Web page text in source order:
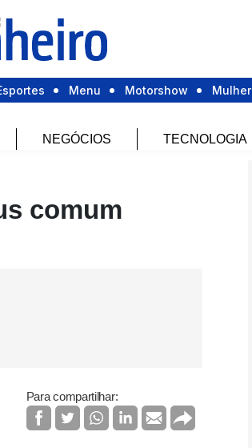
Menu Motorshow Mulher
NEGÓCIOS TECNOLOGIA
comum
Para compartilhar: